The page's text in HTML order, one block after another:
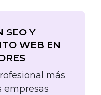
SEO Y
WEB EN
más
empresas